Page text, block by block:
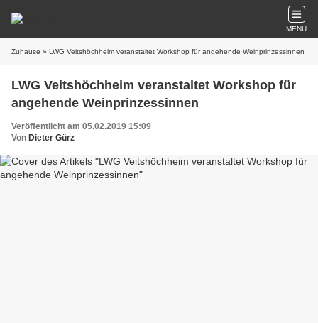
MENU
Zuhause » LWG Veitshöchheim veranstaltet Workshop für angehende Weinprinzessinnen
LWG Veitshöchheim veranstaltet Workshop für
angehende Weinprinzessinnen
Veröffentlicht am 05.02.2019 15:09
Von Dieter Gürz